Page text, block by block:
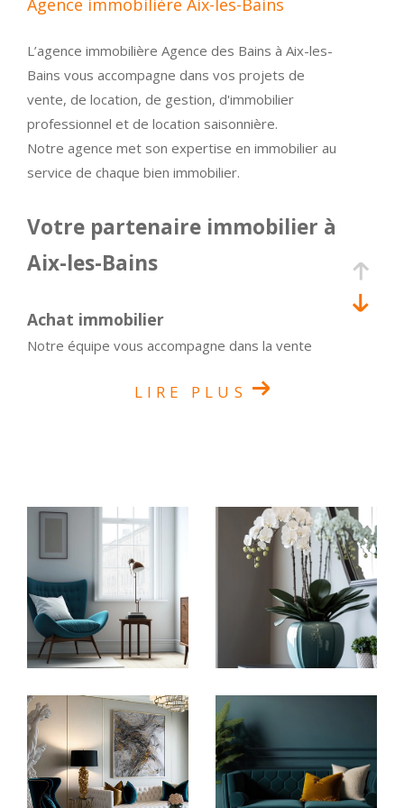
Agence immobilière Aix-les-Bains
L’agence immobilière Agence des Bains à Aix-les-
Bains vous accompagne dans vos projets de
vente, de location, de gestion, d'immobilier
professionnel et de location saisonnière.
Notre agence met son expertise en immobilier au
service de chaque bien immobilier.
Votre partenaire immobilier à
Aix-les-Bains
Achat immobilier
Notre équipe vous accompagne dans la vente
bien, réaliser un achat de biens immobiliers ou
re à Aix-les-Bains.
Location immobilière
Vous cherchez à
louer un appartement à Aix-les
-Bains ? Notre agence vous accompagne dans
votre recherche de location avec différentes
locations de maisons et d'appartements.
variété de biens locatifs en parcourant nos
annonces de location afin de trouver votre
logement idéal.
LIRE PLUS